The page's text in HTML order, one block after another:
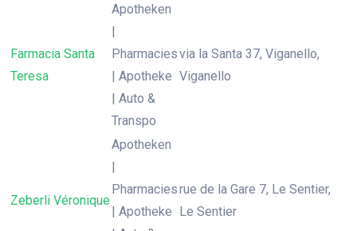
Farmacia Santa
Teresa
Apotheken
|
Pharmacies
| Apotheke
| Auto &
Transpo
via la Santa 37, Viganello,
Viganello
Zeberli Véronique
Apotheken
|
Pharmacies
| Apotheke
rue de la Gare 7, Le Sentier,
Le Sentier